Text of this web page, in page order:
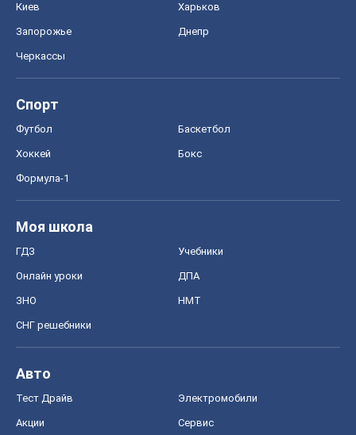
Киев Харьков
Запорожье Днепр
Черкассы
Спорт
Футбол Баскетбол
Хоккей Бокс
Формула-1
Моя школа
ГДЗ Учебники
Онлайн уроки ДПА
ЗНО НМТ
СНГ решебники
Авто
Тест Драйв Электромобили
Акции Сервис